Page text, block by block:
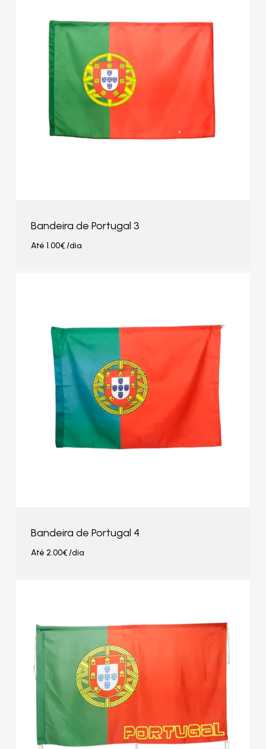
Bandeira de Portugal 3
Até 1.00€/dia
Bandeira de Portugal 4
Até 2.00€/dia